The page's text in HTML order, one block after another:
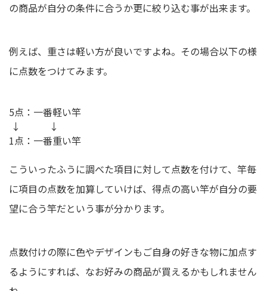
の商品が自分の条件に合うか更に絞り込む事が出来ます。
例えば、重さは軽い方が良いですよね。その場合以下の様
に点数をつけてみます。
5点：一番軽い竿
↓ ↓
1点：一番重い竿
こういったふうに調べた項目に対して点数を付けて、竿毎
に項目の点数を加算していけば、得点の高い竿が自分の要
望に合う竿だという事が分かります。
点数付けの際に色やデザインもご自身の好きな物に加点す
るようにすれば、なお好みの商品が買えるかもしれません